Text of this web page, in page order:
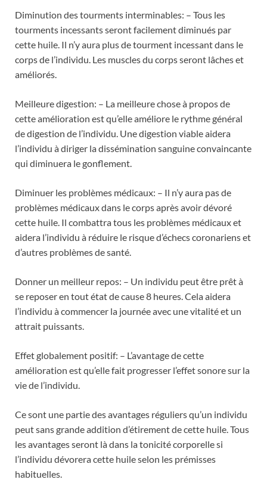
Diminution des tourments interminables: – Tous les
tourments incessants seront facilement diminués par
cette huile. Il n’y aura plus de tourment incessant dans le
corps de l’individu. Les muscles du corps seront lâches et
améliorés.
Meilleure digestion: – La meilleure chose à propos de
cette amélioration est qu’elle améliore le rythme général
de digestion de l’individu. Une digestion viable aidera
l’individu à diriger la dissémination sanguine convaincante
qui diminuera le gonflement.
Diminuer les problèmes médicaux: – Il n’y aura pas de
problèmes médicaux dans le corps après avoir dévoré
cette huile. Il combattra tous les problèmes médicaux et
aidera l’individu à réduire le risque d’échecs coronariens et
d’autres problèmes de santé.
Donner un meilleur repos: – Un individu peut être prêt à
se reposer en tout état de cause 8 heures. Cela aidera
l’individu à commencer la journée avec une vitalité et un
attrait puissants.
Effet globalement positif: – L’avantage de cette
amélioration est qu’elle fait progresser l’effet sonore sur la
vie de l’individu.
Ce sont une partie des avantages réguliers qu’un individu
peut sans grande addition d’étirement de cette huile. Tous
les avantages seront là dans la tonicité corporelle si
l’individu dévorera cette huile selon les prémisses
habituelles.